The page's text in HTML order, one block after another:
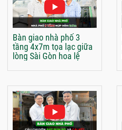
Bàn giao nhà phố 3
tầng 4x7m tọa lạc giữa
lòng Sài Gòn hoa lệ